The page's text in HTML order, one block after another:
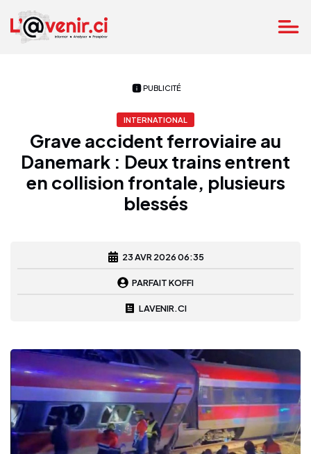
PUBLICITÉ
INTERNATIONAL
Grave accident ferroviaire au
Danemark : Deux trains entrent
en collision frontale, plusieurs
blessés
23 AVR 2026 06:35
PARFAIT KOFFI
LAVENIR.CI